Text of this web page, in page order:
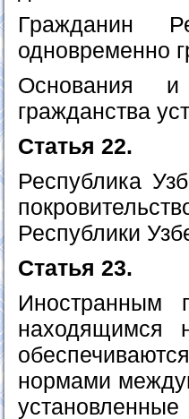
Гражданин
одновременно
Основания
гражданства
Статья 22.
Республика
Республики
Статья 23.
Иностранным
находящимся
нормами